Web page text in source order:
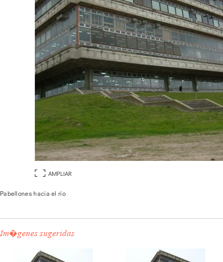
AMPLIAR
Pabellones hacia el río
Im�genes sugeridas